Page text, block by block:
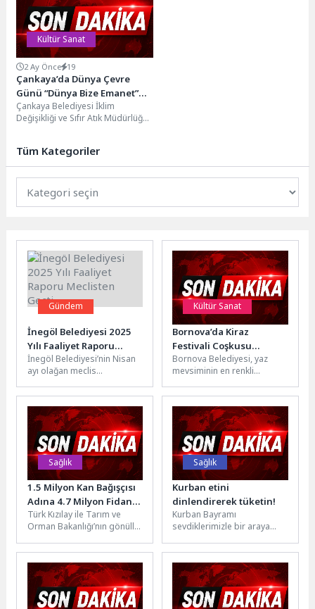
Kültür Sanat
2 Ay Önce 19
Çankaya’da Dünya Çevre
Günü “Dünya Bize Emanet”
Temasıyla Kutlandı
Çankaya Belediyesi İklim
Değişikliği ve Sıfır Atık Müdürlüğü,
Tüm Kategoriler
Gündem
İnegöl Belediyesi 2025
Yılı Faaliyet Raporu
Meclisten Geçti
İnegöl Belediyesi’nin Nisan
ayı olağan meclis
Faaliyet Raporu görüşüldü.
İnegöl Belediyesi’nin 1...
Kültür Sanat
Bornova’da Kiraz
Festivali Coşkusu
Beşyol’u Saracak
Bornova Belediyesi, yaz
mevsiminin en renkli
Bornova Kiraz Festivali ile
vatandaşları Beşyol...
Sağlık
1.5 Milyon Kan Bağışçısı
Adına 4.7 Milyon Fidan
Dikildi
Türk Kızılay ile Tarım ve
Orman Bakanlığı’nın gönüllü
ülke genelinde...
Sağlık
Kurban etini
dinlendirerek tüketin!
Kurban Bayramı
sevdiklerimizle bir araya
kurulduğu ve tatlıların bol
bol tüketildiği
dönemlerden...